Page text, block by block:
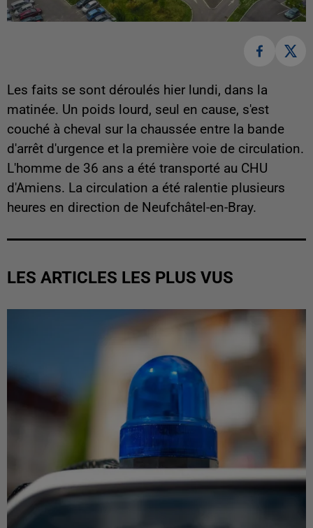
Les faits se sont déroulés hier lundi, dans la
matinée. Un poids lourd, seul en cause, s'est
couché à cheval sur la chaussée entre la bande
d'arrêt d'urgence et la première voie de circulation.
L'homme de 36 ans a été transporté au CHU
d'Amiens. La circulation a été ralentie plusieurs
heures en direction de Neufchâtel-en-Bray.
LES ARTICLES LES PLUS VUS